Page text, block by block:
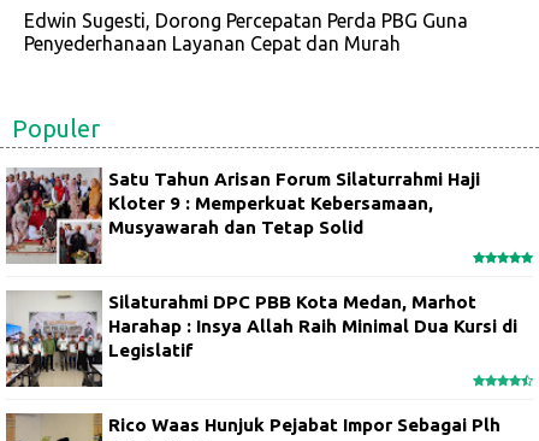
Edwin Sugesti, Dorong Percepatan Perda PBG Guna
Penyederhanaan Layanan Cepat dan Murah
Populer
Satu Tahun Arisan Forum Silaturrahmi Haji
Kloter 9 : Memperkuat Kebersamaan,
Musyawarah dan Tetap Solid
Silaturahmi DPC PBB Kota Medan, Marhot
Harahap : Insya Allah Raih Minimal Dua Kursi di
Legislatif
Rico Waas Hunjuk Pejabat Impor Sebagai Plh